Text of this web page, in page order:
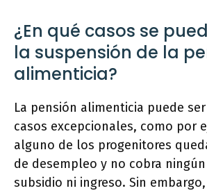
¿En qué casos se
la suspensión de la
alimenticia?
La pensión alimenticia puede
casos excepcionales, como por
alguno de los progenitores
de desempleo y no cobra
subsidio ni ingreso. Sin